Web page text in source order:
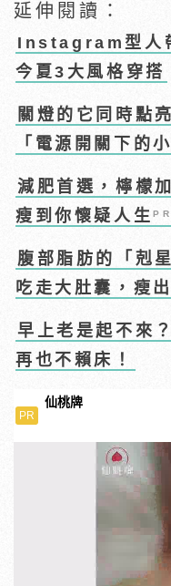
延伸閱讀：
Instagram型人
今夏3大風格穿搭
關燈的它同時點
「電源開關下的
減肥首選，檸檬
瘦到你懷疑人生
腹部脂肪的「剋
吃走大肚囊，瘦
早上老是起不來
再也不賴床！
PR
仙桃牌